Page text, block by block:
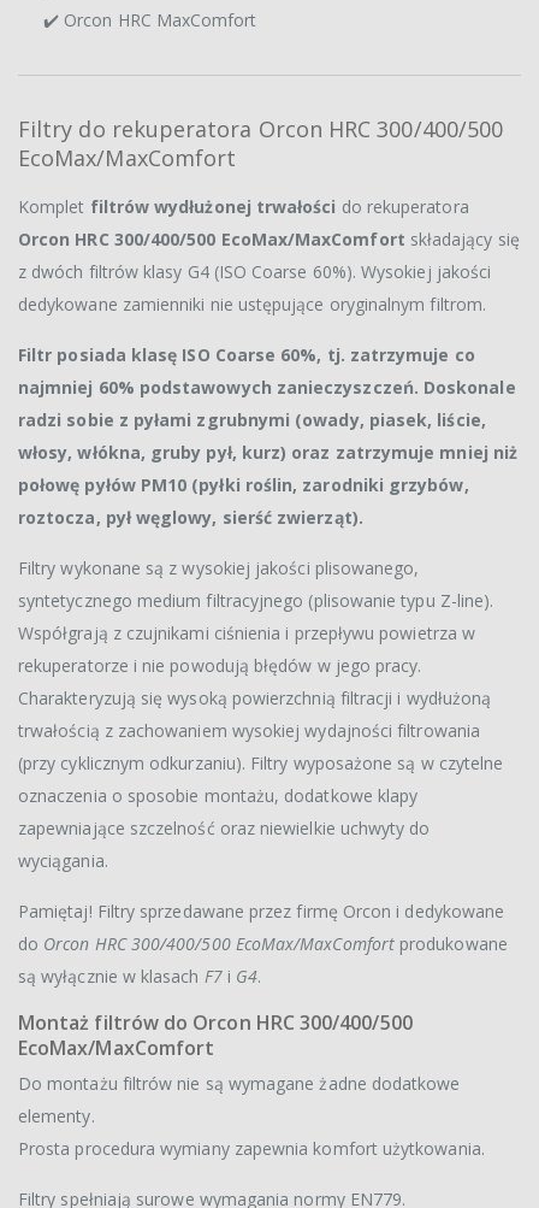
✔️ Orcon HRC MaxComfort
Filtry do rekuperatora Orcon HRC 300/400/500
EcoMax/MaxComfort
Komplet filtrów wydłużonej trwałości do rekuperatora
Orcon HRC 300/400/500 EcoMax/MaxComfort składający się
z dwóch filtrów klasy G4 (ISO Coarse 60%). Wysokiej jakości
dedykowane zamienniki nie ustępujące oryginalnym filtrom.
Filtr posiada klasę ISO Coarse 60%, tj. zatrzymuje co
najmniej 60% podstawowych zanieczyszczeń. Doskonale
radzi sobie z pyłami zgrubnymi (owady, piasek, liście,
włosy, włókna, gruby pył, kurz) oraz zatrzymuje mniej niż
połowę pyłów PM10 (pyłki roślin, zarodniki grzybów,
roztocza, pył węglowy, sierść zwierząt).
Filtry wykonane są z wysokiej jakości plisowanego,
syntetycznego medium filtracyjnego (plisowanie typu Z-line).
Współgrają z czujnikami ciśnienia i przepływu powietrza w
rekuperatorze i nie powodują błędów w jego pracy.
Charakteryzują się wysoką powierzchnią filtracji i wydłużoną
trwałością z zachowaniem wysokiej wydajności filtrowania
(przy cyklicznym odkurzaniu). Filtry wyposażone są w czytelne
oznaczenia o sposobie montażu, dodatkowe klapy
zapewniające szczelność oraz niewielkie uchwyty do
wyciągania.
Pamiętaj! Filtry sprzedawane przez firmę Orcon i dedykowane
do Orcon HRC 300/400/500 EcoMax/MaxComfortprodukowane
są wyłącznie w klasach F7i G4.
Montaż filtrów do Orcon HRC 300/400/500
EcoMax/MaxComfort
Do montażu filtrów nie są wymagane żadne dodatkowe
elementy.
Prosta procedura wymiany zapewnia komfort użytkowania.
Filtry spełniają surowe wymagania normy EN779.